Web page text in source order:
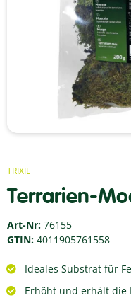
TRIXIE
Terrarien-
Art-Nr: 76155
GTIN: 4011905761558
Ideales Substrat für
Erhöht und erhält